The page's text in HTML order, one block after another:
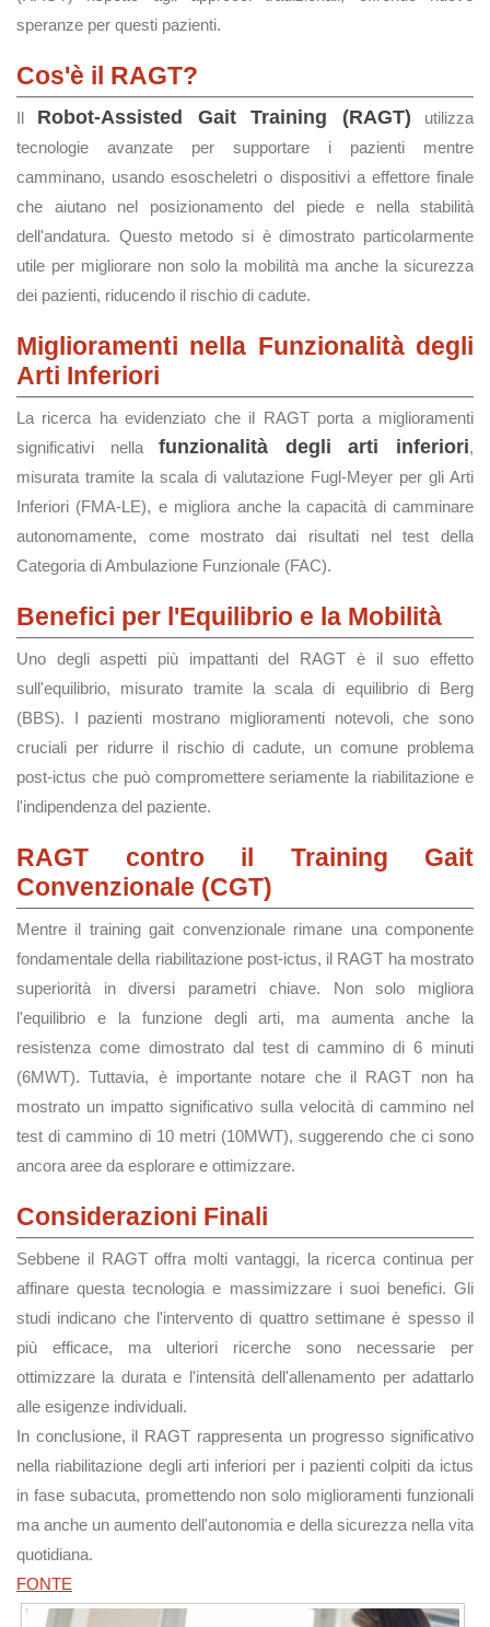
speranze per questi pazienti.
Cos'è il RAGT?
Il Robot-Assisted Gait Training (RAGT) utilizza
tecnologie avanzate per supportare i pazienti mentre
camminano, usando esoscheletri o dispositivi a effettore finale
che aiutano nel posizionamento del piede e nella stabilità
dell'andatura. Questo metodo si è dimostrato particolarmente
utile per migliorare non solo la mobilità ma anche la sicurezza
dei pazienti, riducendo il rischio di cadute.
Miglioramenti nella Funzionalità degli
Arti Inferiori
La ricerca ha evidenziato che il RAGT porta a miglioramenti
significativi nellafunzionalità degli arti inferiori,
misurata tramite la scala di valutazione Fugl-Meyer per gli Arti
Inferiori (FMA-LE), e migliora anche la capacità di camminare
autonomamente, come mostrato dai risultati nel test della
Categoria di Ambulazione Funzionale (FAC).
Benefici per l'Equilibrio e la Mobilità
Uno degli aspetti più impattanti del RAGT è il suo effetto
sull'equilibrio, misurato tramite la scala di equilibrio di Berg
(BBS). I pazienti mostrano miglioramenti notevoli, che sono
cruciali per ridurre il rischio di cadute, un comune problema
post-ictus che può compromettere seriamente la riabilitazione e
l'indipendenza del paziente.
RAGT contro il Training Gait
Convenzionale (CGT)
Mentre il training gait convenzionale rimane una componente
fondamentale della riabilitazione post-ictus, il RAGT ha mostrato
superiorità in diversi parametri chiave. Non solo migliora
l'equilibrio e la funzione degli arti, ma aumenta anche la
resistenza come dimostrato dal test di cammino di 6 minuti
(6MWT). Tuttavia, è importante notare che il RAGT non ha
mostrato un impatto significativo sulla velocità di cammino nel
test di cammino di 10 metri (10MWT), suggerendo che ci sono
ancora aree da esplorare e ottimizzare.
Considerazioni Finali
Sebbene il RAGT offra molti vantaggi, la ricerca continua per
affinare questa tecnologia e massimizzare i suoi benefici. Gli
studi indicano che l'intervento di quattro settimane è spesso il
più efficace, ma ulteriori ricerche sono necessarie per
ottimizzare la durata e l'intensità dell'allenamento per adattarlo
alle esigenze individuali.
In conclusione, il RAGT rappresenta un progresso significativo
nella riabilitazione degli arti inferiori per i pazienti colpiti da ictus
in fase subacuta, promettendo non solo miglioramenti funzionali
ma anche un aumento dell'autonomia e della sicurezza nella vita
quotidiana.
FONTE